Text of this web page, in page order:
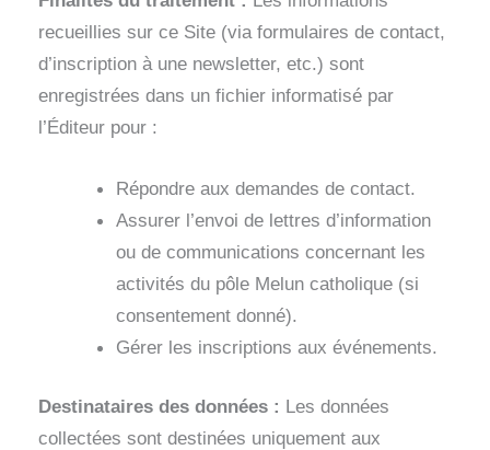
recueillies sur ce Site (via formulaires de contact,
d’inscription à une newsletter, etc.) sont
enregistrées dans un fichier informatisé par
l’Éditeur pour :
Répondre aux demandes de contact.
Assurer l’envoi de lettres d’information
ou de communications concernant les
activités du pôle Melun catholique (si
consentement donné).
Gérer les inscriptions aux événements.
Destinataires des données : Les données
collectées sont destinées uniquement aux